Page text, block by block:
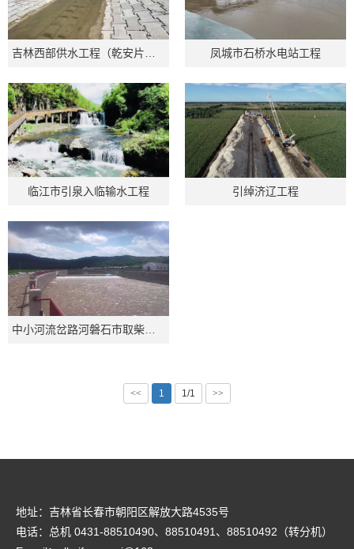
凤城市石桥水电站工程
临江市引泉入临输水工程 引绰济辽工程
<< 1 1/1 >>
地址：吉林省长春市朝阳区解放大路4535号
电话：总机 0431-88510490、88510491、88510492（转分机）